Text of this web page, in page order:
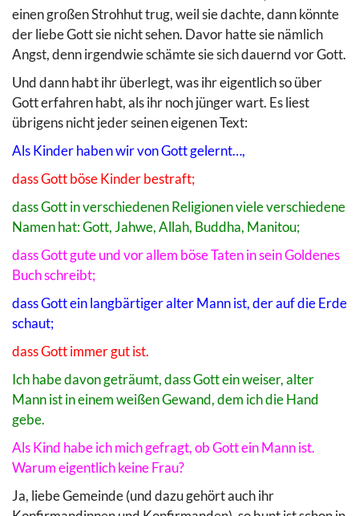
einen großen Strohhut trug, weil sie dachte, dann könnte
der liebe Gott sie nicht sehen. Davor hatte sie nämlich
Angst, denn irgendwie schämte sie sich dauernd vor Gott.
Und dann habt ihr überlegt, was ihr eigentlich so über
Gott erfahren habt, als ihr noch jünger wart. Es liest
übrigens nicht jeder seinen eigenen Text:
Als Kinder haben wir von Gott gelernt…,
dass Gott böse Kinder bestraft;
dass Gott in verschiedenen Religionen viele verschiedene
Namen hat: Gott, Jahwe, Allah, Buddha, Manitou;
dass Gott gute und vor allem böse Taten in sein Goldenes
Buch schreibt;
dass Gott ein langbärtiger alter Mann ist, der auf die Erde
schaut;
dass Gott immer gut ist.
Ich habe davon geträumt, dass Gott ein weiser, alter
Mann ist in einem weißen Gewand, dem ich die Hand
gebe.
Als Kind habe ich mich gefragt, ob Gott ein Mann ist.
Warum eigentlich keine Frau?
Ja, liebe Gemeinde (und dazu gehört auch ihr